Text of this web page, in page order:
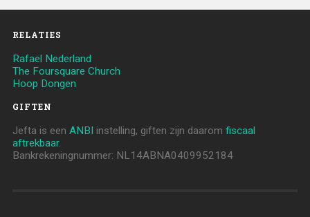
RELATIES
Rafael Nederland
The Foursquare Church
Hoop Dongen
GIFTEN
Jefta is een ANBI instelling, giften zijn daarom fiscaal
aftrekbaar.
Bankrekeningnummer: NL14ABNA0409952184